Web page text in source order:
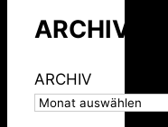
ARCHIV
ARCHIV